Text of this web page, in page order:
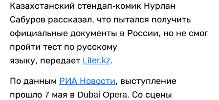
Казахстанский стендап-комик Нурлан
Сабуров рассказал, что пытался получить
официальные документы в России, но не смог
пройти тест по русскому
языку, передает Liter.kz.
По данным РИА Новости, выступление
прошло 7 мая в Dubai Opera. Со сцены